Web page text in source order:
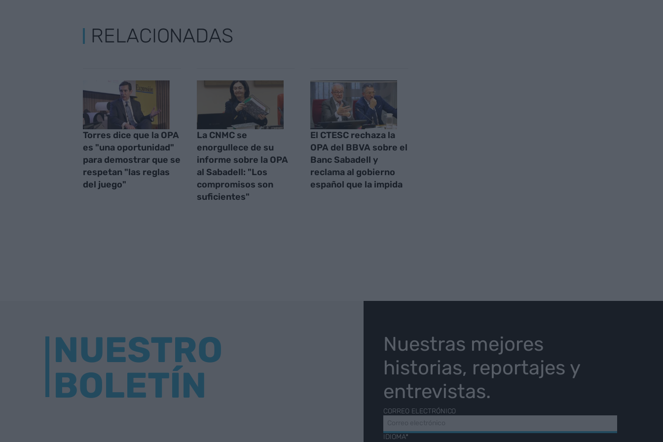
RELACIONADAS
Torres dice que la OPA
es "una oportunidad"
para demostrar que se
respetan "las reglas
del juego"
La CNMC se
enorgullece de su
informe sobre la OPA
al Sabadell: "Los
compromisos son
suficientes"
El CTESC rechaza la
OPA del BBVA sobre el
Banc Sabadell y
reclama al gobierno
español que la impida
NUESTRO
BOLETÍN
Nuestras mejores
historias, reportajes y
entrevistas.
CORREO ELECTRÓNICO
IDIOMA*